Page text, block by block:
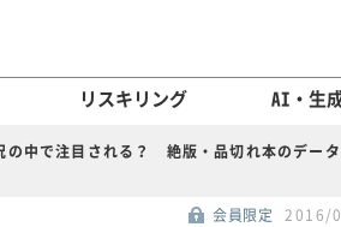
リスキリング AI・生
の中で注目される？ 絶版・品切れ本のデー
会員限定 2016/